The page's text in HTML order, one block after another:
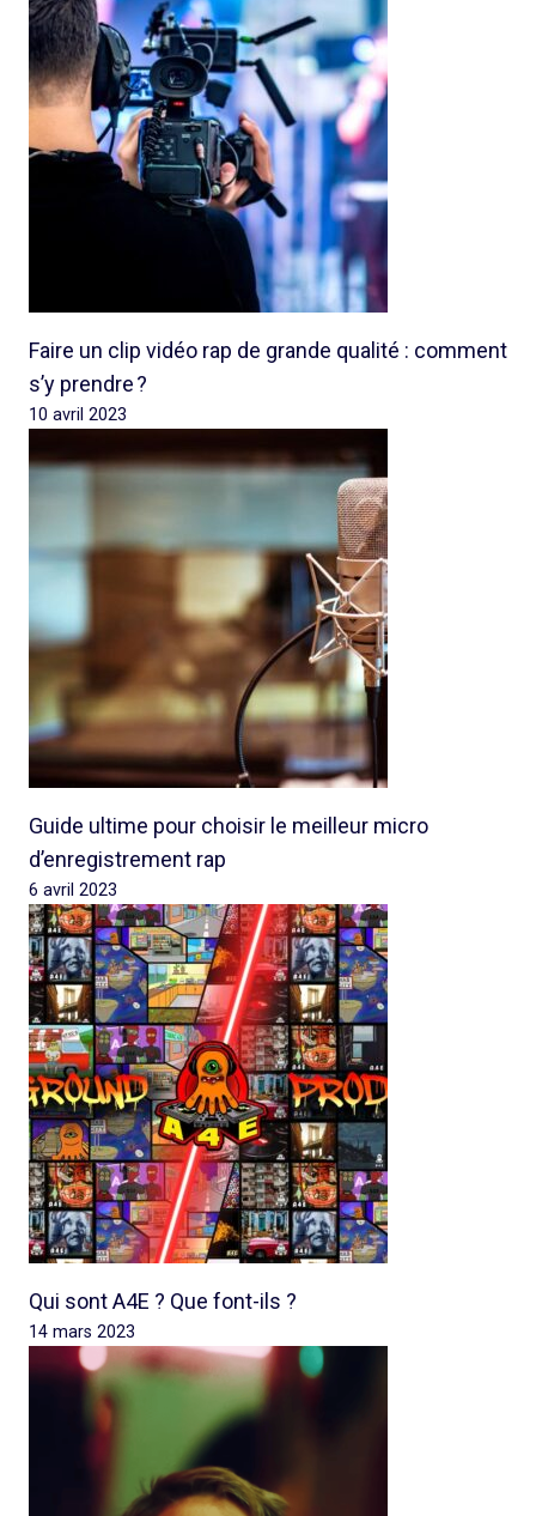
Faire un clip vidéo rap de grande qualité : comment
s’y prendre ?
10 avril 2023
Guide ultime pour choisir le meilleur micro
d’enregistrement rap
6 avril 2023
Qui sont A4E ? Que font-ils ?
14 mars 2023